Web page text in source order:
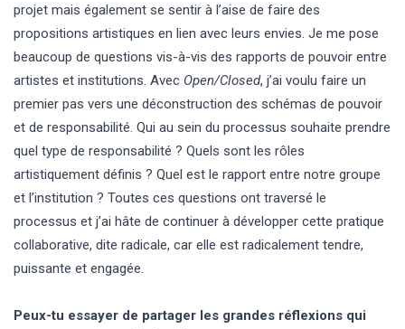
projet mais également se sentir à l’aise de faire des
propositions artistiques en lien avec leurs envies. Je me pose
beaucoup de questions vis-à-vis des rapports de pouvoir entre
artistes et institutions. Avec Open/Closed, j’ai voulu faire un
premier pas vers une déconstruction des schémas de pouvoir
et de responsabilité. Qui au sein du processus souhaite prendre
quel type de responsabilité ? Quels sont les rôles
artistiquement définis ? Quel est le rapport entre notre groupe
et l’institution ? Toutes ces questions ont traversé le
processus et j’ai hâte de continuer à développer cette pratique
collaborative, dite radicale, car elle est radicalement tendre,
puissante et engagée.
Peux-tu essayer de partager les grandes réflexions qui